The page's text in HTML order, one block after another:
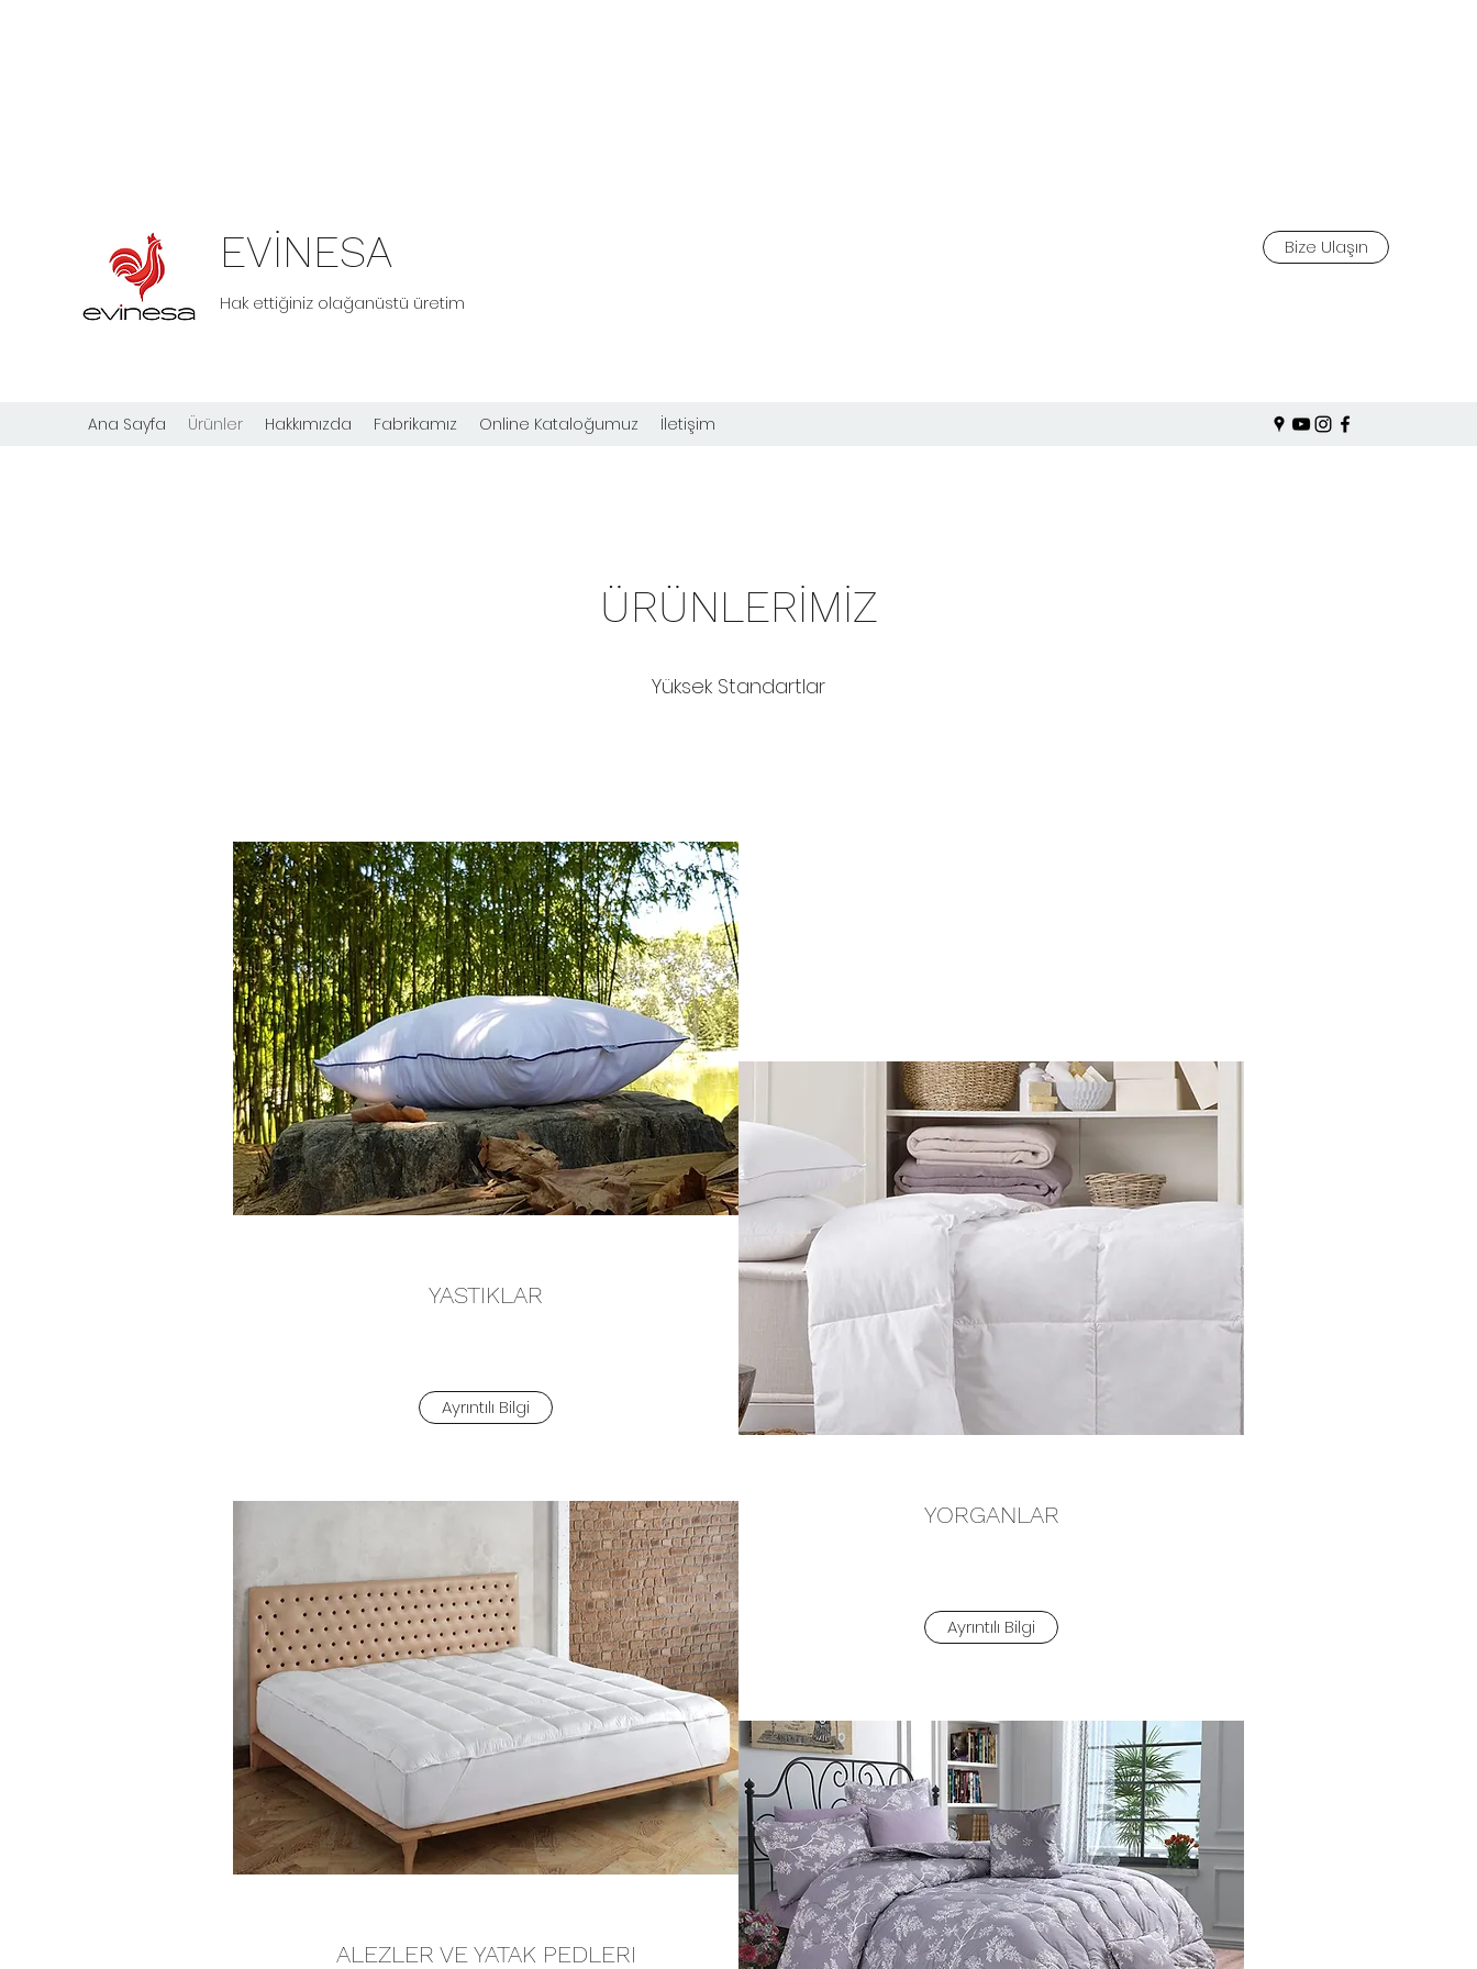
EVİNESA
Hak ettiğiniz olağanüstü üretim
Bize Ulaşın
Ana Sayfa Ürünler Hakkımızda Fabrikamız Online Kataloğumuz İletişim
ÜRÜNLERİMİZ
Yüksek Standartlar
YASTIKLAR
Ayrıntılı Bilgi
ALEZLER VE YATAK PEDLERI
YORGANLAR
Ayrıntılı Bilgi